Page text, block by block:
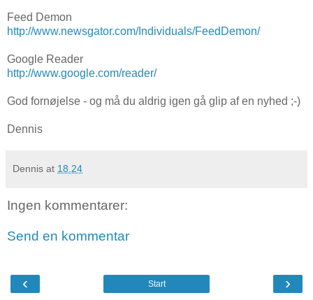
Feed Demon
http://www.newsgator.com/Individuals/FeedDemon/
Google Reader
http://www.google.com/reader/
God fornøjelse - og må du aldrig igen gå glip af en nyhed ;-)
Dennis
Dennis at 18.24
Ingen kommentarer:
Send en kommentar
‹ ›
Start